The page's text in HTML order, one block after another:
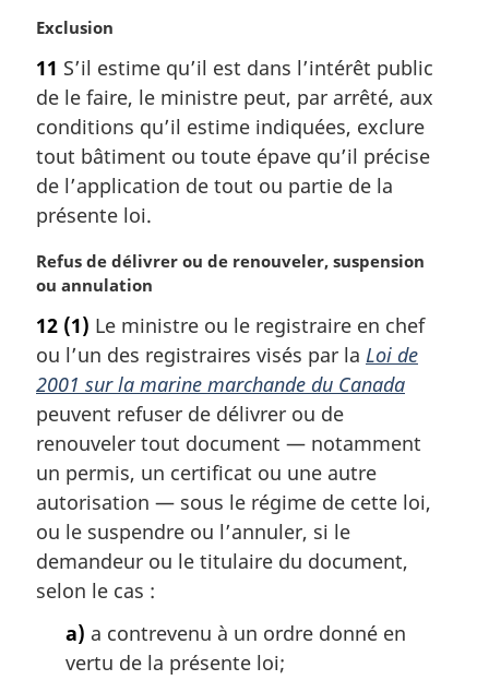
g
n
a
e
:
N
t
e
m
a
g
i
a
l
e
:
Exclusion
11 S’il estime qu’il est dans l’intérêt public
de le faire, le ministre peut, par arrêté, aux
conditions qu’il estime indiquées, exclure
tout bâtiment ou toute épave qu’il précise
de l’application de tout ou partie de la
présente loi.
N
o
e
m
a
r
g
i
n
a
l
e
:
Refus de délivrer ou de renouveler, suspension
ou annulation
12 (1) Le ministre ou le registraire en chef
ou l’un des registraires visés par la Loi de
2001 sur la marine marchande du Canada
peuvent refuser de délivrer ou de
renouveler tout document — notamment
un permis, un certificat ou une autre
autorisation — sous le régime de cette loi,
ou le suspendre ou l’annuler, si le
demandeur ou le titulaire du document,
selon le cas :
a) a contrevenu à un ordre donné en
vertu de la présente loi;